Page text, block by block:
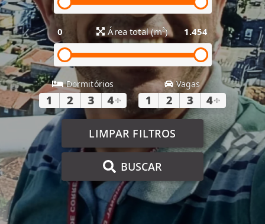
0 Área total (m²) 1.454
Dormitórios
1 2 3 4+
Vagas
1 2 3 4+
LIMPAR FILTROS
BUSCAR